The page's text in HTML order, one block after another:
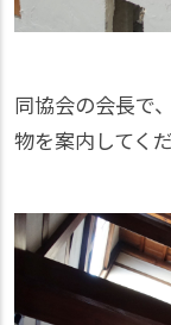
同協会の会長で
物を案内してく